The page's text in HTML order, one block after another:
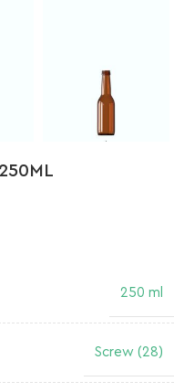
250 ml
Screw (28)